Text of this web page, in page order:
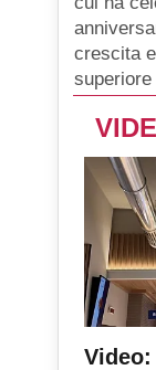
crescita
Video: